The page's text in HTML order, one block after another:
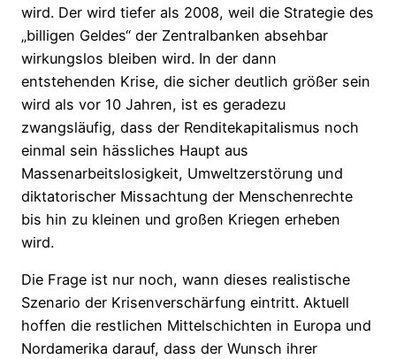
wird. Der wird tiefer als 2008, weil die Strategie des
„billigen Geldes“ der Zentralbanken absehbar
wirkungslos bleiben wird. In der dann
entstehenden Krise, die sicher deutlich größer sein
wird als vor 10 Jahren, ist es geradezu
zwangsläufig, dass der Renditekapitalismus noch
einmal sein hässliches Haupt aus
Massenarbeitslosigkeit, Umweltzerstörung und
diktatorischer Missachtung der Menschenrechte
bis hin zu kleinen und großen Kriegen erheben
wird.
Die Frage ist nur noch, wann dieses realistische
Szenario der Krisenverschärfung eintritt. Aktuell
hoffen die restlichen Mittelschichten in Europa und
Nordamerika darauf, dass der Wunsch ihrer